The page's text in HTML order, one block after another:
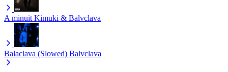
A minuit Kimuki & Balvclava
Balaclava (Slowed) Balvclava